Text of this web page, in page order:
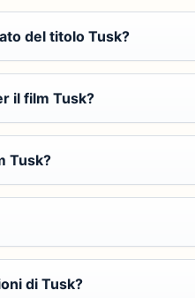
del titolo Tusk?
il film Tusk?
Tusk?
di Tusk?